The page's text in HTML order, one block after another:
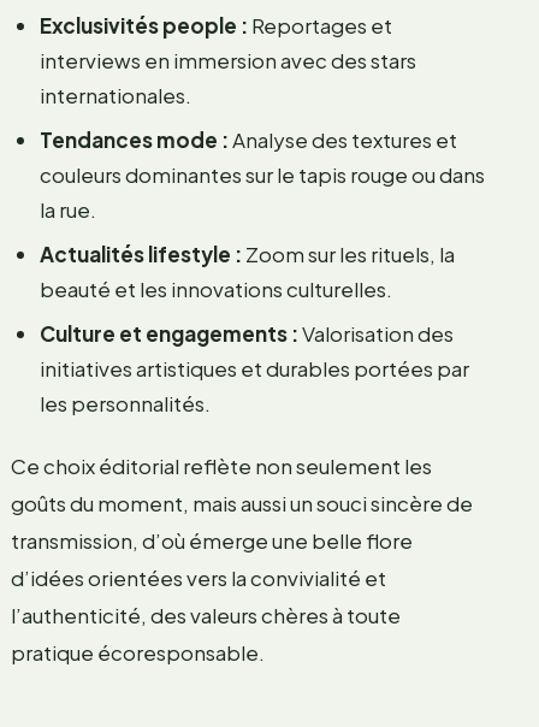
Exclusivités people : Reportages et
interviews en immersion avec des stars
internationales.
Tendances mode :Analyse des textures et
couleurs dominantes sur le tapis rouge ou dans
la rue.
Actualités lifestyle : Zoom sur les rituels, la
beauté et les innovations culturelles.
Culture et engagements :Valorisation des
initiatives artistiques et durables portées par
les personnalités.
Ce choix éditorial reflète non seulement les
goûts du moment, mais aussi un souci sincère de
transmission, d’où émerge une belle flore
d’idées orientées vers la convivialité et
l’authenticité, des valeurs chères à toute
pratique écoresponsable.